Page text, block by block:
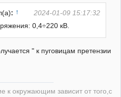
: ↑
2024-01-09 15:17:32
0,4÷220 кВ.
" к пуговицам претензии
к окружающим зависит от того,с